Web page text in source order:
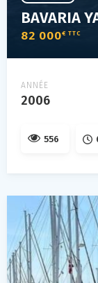
82 000€ TTC
ANNÉE
2006
556